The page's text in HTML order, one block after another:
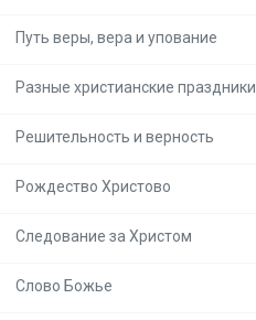
Путь веры, вера и упование
Разные христианские праздники
Решительность и верность
Рождество Христово
Следование за Христом
Слово Божье